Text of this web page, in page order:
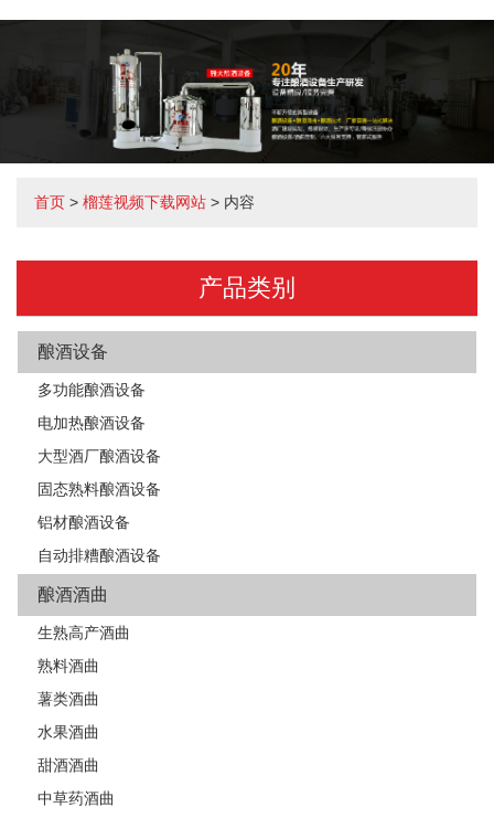
首页 > 榴莲视频下载网站 > 内容
产品类别
酿酒设备
多功能酿酒设备
电加热酿酒设备
大型酒厂酿酒设备
固态熟料酿酒设备
铝材酿酒设备
自动排糟酿酒设备
酿酒酒曲
生熟高产酒曲
熟料酒曲
薯类酒曲
水果酒曲
甜酒酒曲
中草药酒曲